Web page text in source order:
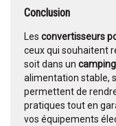
Conclusion
Les convertisseurs
ceux qui souhaitent
soit dans un
alimentation stable,
permettent de
pratiques tout en
vos équipements